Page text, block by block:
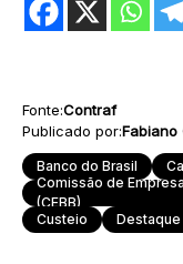
Fonte:Contraf
Publicado por:Fabiano
Banco do Brasil
Comissão de
(CEBB)
Custeio